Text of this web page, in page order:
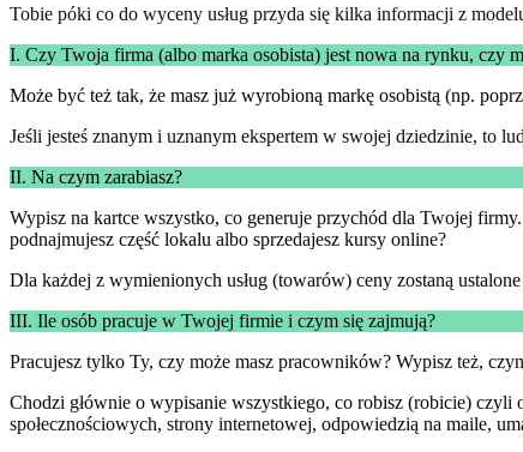
Tobie póki co do wyceny usług przyda się kilka informacji z
I. Czy Twoja firma (albo marka osobista) jest nowa na rynku, czy
Może być też tak, że masz już wyrobioną markę osobistą (np.
Jeśli jesteś znanym i uznanym ekspertem w swojej dziedzinie, to
II. Na czym zarabiasz?
Wypisz na kartce wszystko, co generuje przychód dla Twojej
podnajmujesz część lokalu albo sprzedajesz kursy online?
Dla każdej z wymienionych usług (towarów) ceny zostaną
III. Ile osób pracuje w Twojej firmie i czym się zajmują?
Pracujesz tylko Ty, czy może masz pracowników? Wypisz też,
Chodzi głównie o wypisanie wszystkiego, co robisz (robicie) czyli
społecznościowych, strony internetowej, odpowiedzią na maile,